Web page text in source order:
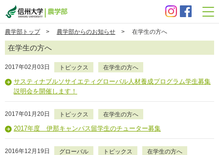
農学部トップ> 農学部からのお知らせ > 在学生の方へ
在学生の方へ
2017年02月03日 トピックス 在学生の方へ
サスティナブルソサイエティグローバル人材養成プログラム学生募集
説明会を開催します！
2017年01月20日 トピックス 在学生の方へ
2017年度 伊那キャンパス留学生のチューター募集
2016年12月19日 グローバル トピックス 在学生の方へ